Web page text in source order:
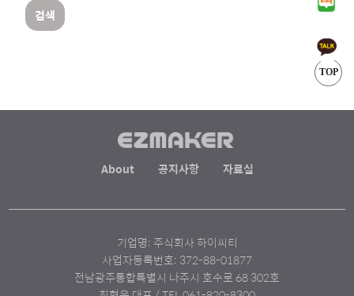
검색
TOP
About 공지사항 자료실
기업명: 주식회사 하이씨티
사업자등록번호: 372-88-01877
전남광주통합특별시 나주시 호수로 68 302호